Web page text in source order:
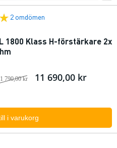
2 omdömen
1800 Klass H-förstärkare 2x
790,00 kr 11 690,00 kr
i varukorg